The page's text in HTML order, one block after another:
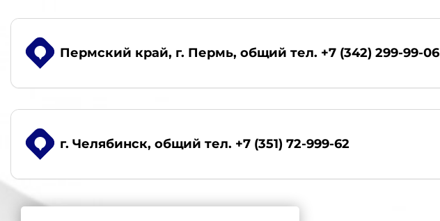
Пермский край, г. Пермь, общий тел. +7 (342) 299-99-06
г. Челябинск, общий тел. +7 (351) 72-999-62